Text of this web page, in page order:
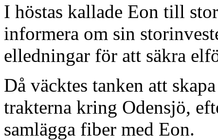
I höstas kallade Eon till
informera om sin
elledningar för att säkra
Då väcktes tanken att
trakterna kring Odensjö,
samlägga fiber med Eon.